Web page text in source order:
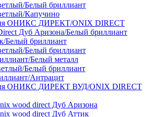
Белый бриллиант
Капучино
ОНИКС ДИРЕКТ/ONIX DIRECT
Дуб Аризона/Белый бриллиант
Белый бриллиант
Белый бриллиант
Белый металл
Белый бриллиант
Антрацит
ОНИКС ДИРЕКТ ВУД/ONIX DIRECT
wood direct Дуб Аризона
wood direct Дуб Аттик